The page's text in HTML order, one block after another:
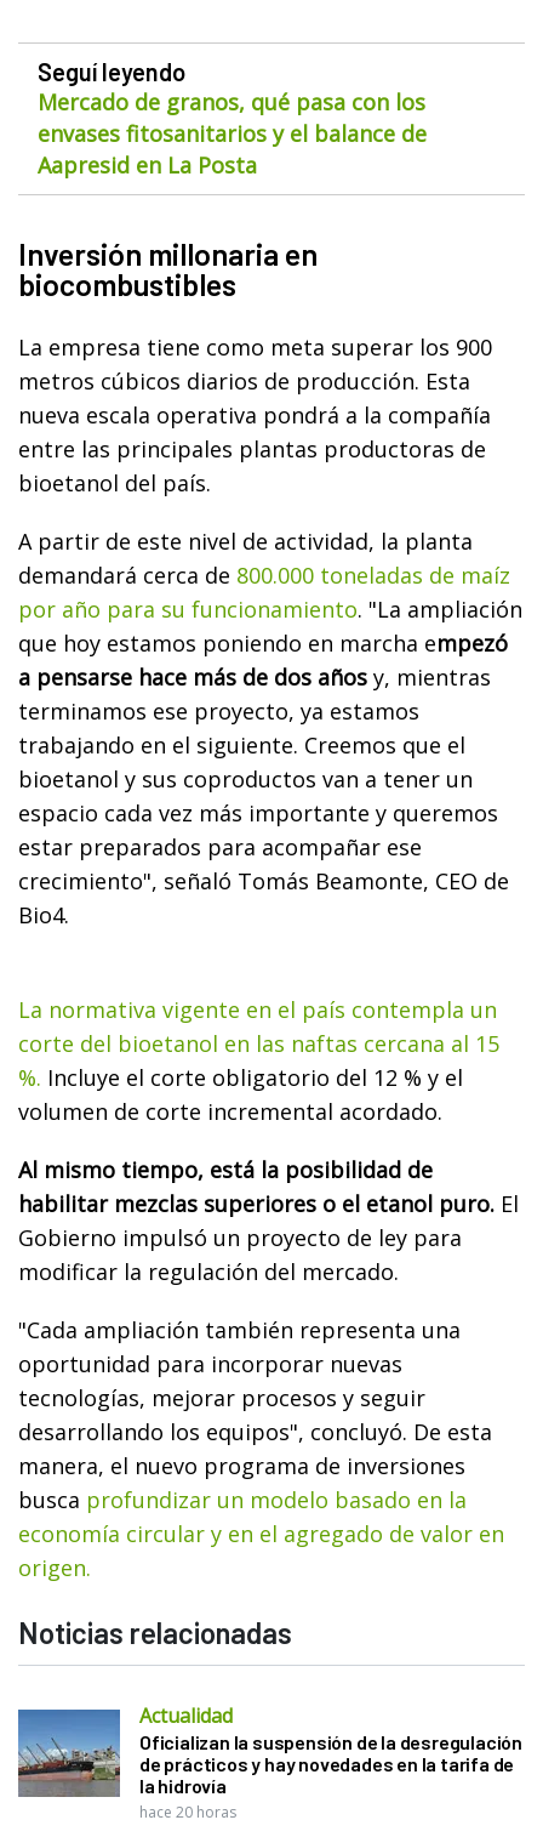
Seguí leyendo
Mercado de granos, qué pasa con los
envases fitosanitarios y el balance de
Aapresid en La Posta
Inversión millonaria en
biocombustibles
La empresa tiene como meta superar los 900
metros cúbicos diarios de producción. Esta
nueva escala operativa pondrá a la compañía
entre las principales plantas productoras de
bioetanol del país.
A partir de este nivel de actividad, la planta
demandará cerca de 800.000 toneladas de maíz
por año para su funcionamiento. "La ampliación
que hoy estamos poniendo en marcha empezó
a pensarse hace más de dos años y, mientras
terminamos ese proyecto, ya estamos
trabajando en el siguiente. Creemos que el
bioetanol y sus coproductos van a tener un
espacio cada vez más importante y queremos
estar preparados para acompañar ese
crecimiento", señaló Tomás Beamonte, CEO de
Bio4.
La normativa vigente en el país contempla un
corte del bioetanol en las naftas cercana al 15
%. Incluye el corte obligatorio del 12 % y el
volumen de corte incremental acordado.
Al mismo tiempo, está la posibilidad de
habilitar mezclas superiores o el etanol puro. El
Gobierno impulsó un proyecto de ley para
modificar la regulación del mercado.
"Cada ampliación también representa una
oportunidad para incorporar nuevas
tecnologías, mejorar procesos y seguir
desarrollando los equipos", concluyó. De esta
manera, el nuevo programa de inversiones
busca profundizar un modelo basado en la
economía circular y en el agregado de valor en
origen.
Noticias relacionadas
Actualidad
Oficializan la suspensión de la desregulación
de prácticos y hay novedades en la tarifa de
la hidrovía
hace 20 horas